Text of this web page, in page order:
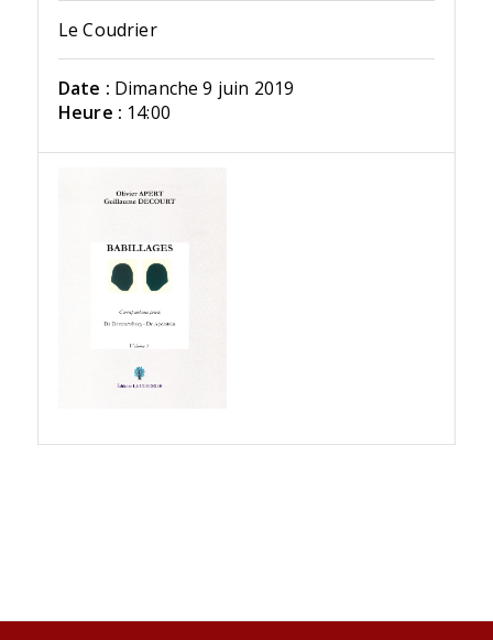
Le Coudrier
Date : Dimanche 9 juin 2019
Heure : 14:00